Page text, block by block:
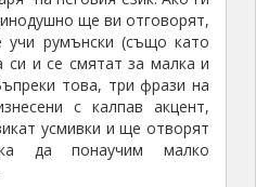
ще ви отговорят,
румънски (също като
си и се смятат за малка и
това, три фрази на
с калпав акцент,
усмивки и ще отворят
да понаучим малко